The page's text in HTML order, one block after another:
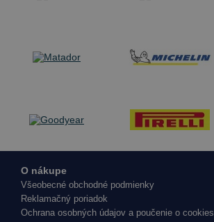
O nákupe
Všeobecné obchodné podmienky
Reklamačný poriadok
Ochrana osobných údajov a poučenie o cookies